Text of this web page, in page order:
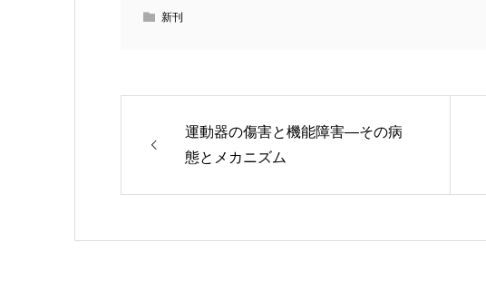
新刊
運動器の傷害と機能障害―その病
態とメカニズム